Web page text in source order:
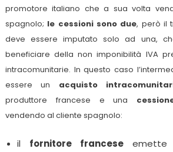
promotore italiano che a sua volta
spagnolo; le cessioni sono due, però il
deve essere imputato solo ad una,
beneficiare della non imponibilità IVA
intracomunitarie. In questo caso
essere un acquisto
produttore francese e una
vendendo al cliente spagnolo:
il fornitore franceseemette